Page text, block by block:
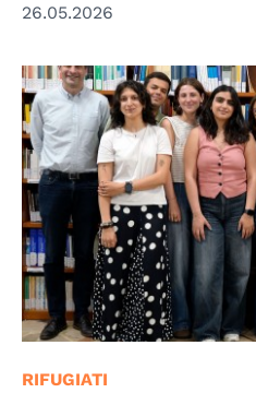
26.05.2026
RIFUGIATI